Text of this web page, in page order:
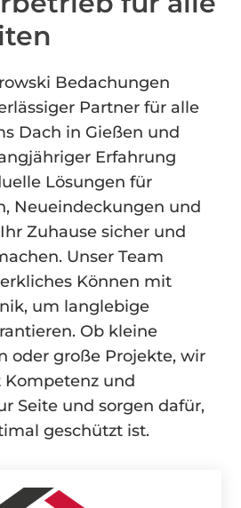
Bedachungen
Partner für alle
Dach in Gießen und
Erfahrung
Lösungen für
Neueindeckungen und
Zuhause sicher und
Unser Team
Können mit
um langlebige
Ob kleine
oder große Projekte, wir
und
Seite und sorgen dafür,
geschützt ist.